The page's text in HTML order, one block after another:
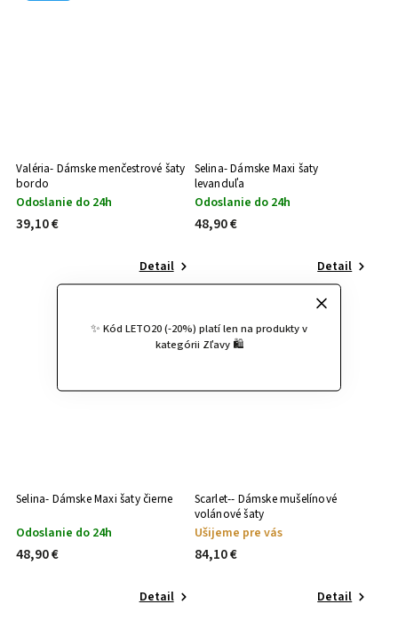
✨ Kód LETO20 (-20%) platí len na produkty v
kategórii Zľavy 🛍️
Valéria- Dámske menčestrové šaty
bordo
Odoslanie do 24h
39,10 €
Detail
Selina- Dámske Maxi šaty
levanduľa
Odoslanie do 24h
48,90 €
Detail
Selina- Dámske Maxi šaty čierne
Odoslanie do 24h
48,90 €
Detail
Scarlet-- Dámske mušelínové
volánové šaty
Ušijeme pre vás
84,10 €
Detail